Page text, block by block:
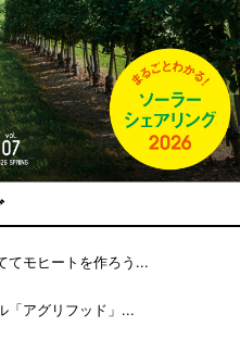
てモヒートを作ろう...
「アグリフッド」...